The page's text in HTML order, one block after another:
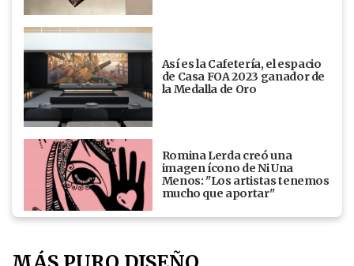
Así es la Cafetería, el espacio
de Casa FOA 2023 ganador de
la Medalla de Oro
Romina Lerda creó una
imagen ícono de Ni Una
Menos: "Los artistas tenemos
mucho que aportar"